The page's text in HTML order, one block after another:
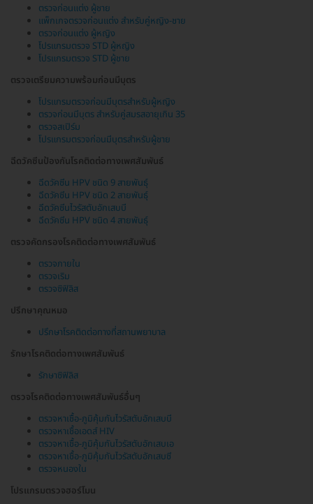
ตรวจก่อนแต่ง ผู้ชาย
แพ็กเกจตรวจก่อนแต่ง สำหรับคู่หญิง-ชาย
ตรวจก่อนแต่ง ผู้หญิง
โปรแกรมตรวจ STD ผู้หญิง
โปรแกรมตรวจ STD ผู้ชาย
ตรวจเตรียมความพร้อมก่อนมีบุตร
โปรแกรมตรวจก่อนมีบุตรสำหรับผู้หญิง
ตรวจก่อนมีบุตร สำหรับคู่สมรสอายุเกิน 35
ตรวจสเปิร์ม
โปรแกรมตรวจก่อนมีบุตรสำหรับผู้ชาย
ฉีดวัคซีนป้องกันโรคติดต่อทางเพศสัมพันธ์
ฉีดวัคซีน HPV ชนิด 9 สายพันธุ์
ฉีดวัคซีน HPV ชนิด 2 สายพันธุ์
ฉีดวัคซีนไวรัสตับอักเสบบี
ฉีดวัคซีน HPV ชนิด 4 สายพันธุ์
ตรวจคัดกรองโรคติดต่อทางเพศสัมพันธ์
ตรวจภายใน
ตรวจเริม
ตรวจซิฟิลิส
ปรึกษาคุณหมอ
ปรึกษาโรคติดต่อทางที่สถานพยาบาล
รักษาโรคติดต่อทางเพศสัมพันธ์
รักษาซิฟิลิส
ตรวจโรคติดต่อทางเพศสัมพันธ์อื่นๆ
ตรวจหาเชื้อ-ภูมิคุ้มกันไวรัสตับอักเสบบี
ตรวจหาเชื้อเอดส์ HIV
ตรวจหาเชื้อ-ภูมิคุ้มกันไวรัสตับอักเสบเอ
ตรวจหาเชื้อ-ภูมิคุ้มกันไวรัสตับอักเสบซี
ตรวจหนองใน
โปรแกรมตรวจฮอร์โมน